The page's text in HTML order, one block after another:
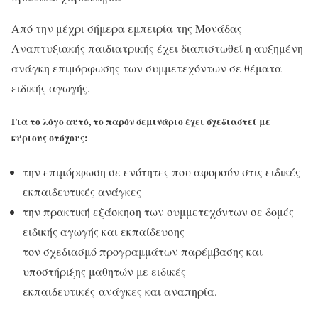
Από την μέχρι σήμερα εμπειρία της Μονάδας
Αναπτυξιακής παιδιατρικής έχει διαπιστωθεί η αυξημένη
ανάγκη επιμόρφωσης των συμμετεχόντων σε θέματα
ειδικής αγωγής.
Για το λόγο αυτό, το παρόν σεμινάριο έχει σχεδιαστεί με
κύριους στόχους:
την επιμόρφωση σε ενότητες που αφορούν στις ειδικές
εκπαιδευτικές ανάγκες
την πρακτική εξάσκηση των συμμετεχόντων σε δομές
ειδικής αγωγής και εκπαίδευσης
τον σχεδιασμό προγραμμάτων παρέμβασης και
υποστήριξης μαθητών με ειδικές
εκπαιδευτικές ανάγκες και αναπηρία.